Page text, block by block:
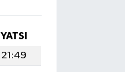
YATSI
21:49